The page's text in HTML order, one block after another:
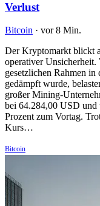
Verlust
Bitcoin · vor 8 Min.
Der Kryptomarkt blickt
operativer
gesetzlichen Rahmen
gedämpft wurde,
großer Mining-
bei 64.284,00 USD und
Prozent zum Vortag.
Kurs…
Bitcoin